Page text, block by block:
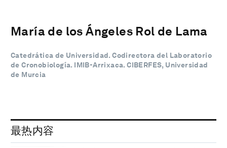
María de los Ángeles Rol de Lama
Catedrática de Universidad. Codirectora del Laboratorio
de Cronobiología. IMIB-Arrixaca. CIBERFES, Universidad
de Murcia
最热内容